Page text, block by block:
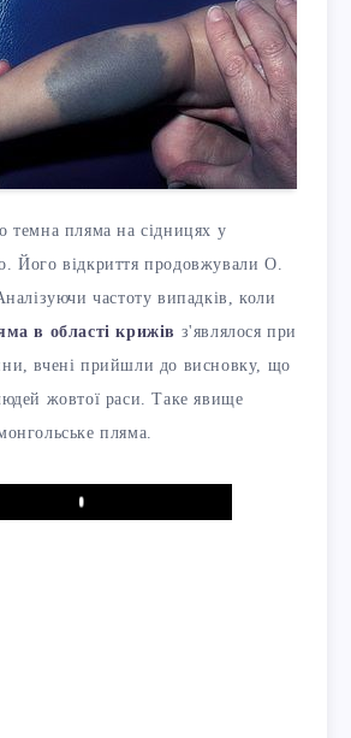
темна пляма на сідницях у
Його відкриття продовжували О.
частоту випадків, коли
в області крижів з'являлося при
вчені прийшли до висновку, що
жовтої раси. Таке явище
пляма.
Play